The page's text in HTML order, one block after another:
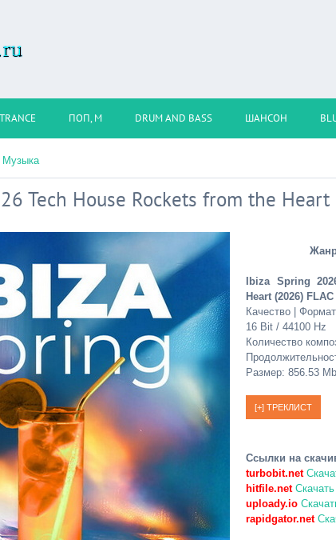
ПОП, М DRUM AND BASS ШАНСОН
Музыка
Tech House Rockets from the Heart
Ibiza Spring
Heart (2026) FLAC
Качество |
16 Bit / 44100 Hz
Количество
Размер: 856.53 Mb
Ссылки на
turbobit.net
hitfile.netСкачать
uploady.io
rapidgator.net